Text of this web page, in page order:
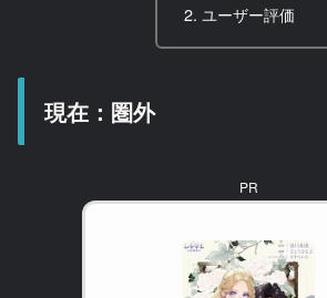
ユーザー評価
現在：圏外
PR